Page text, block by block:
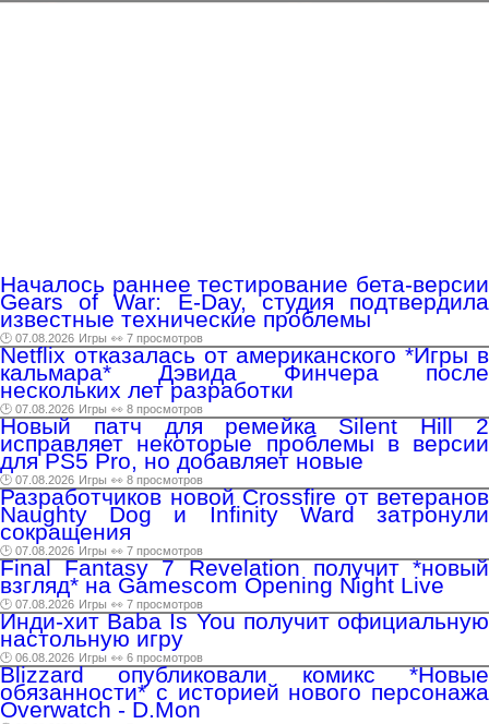
Началось раннее тестирование бета-версии
Gears of War: E-Day, студия подтвердила
известные технические проблемы
🕑 07.08.2026 Игры 👀 7 просмотров
Netflix отказалась от американского *Игры в
кальмара* Дэвида Финчера после
нескольких лет разработки
🕑 07.08.2026 Игры 👀 8 просмотров
Новый патч для ремейка Silent Hill 2
исправляет некоторые проблемы в версии
для PS5 Pro, но добавляет новые
🕑 07.08.2026 Игры 👀 8 просмотров
Разработчиков новой Crossfire от ветеранов
Naughty Dog и Infinity Ward затронули
сокращения
🕑 07.08.2026 Игры 👀 7 просмотров
Final Fantasy 7 Revelation получит *новый
взгляд* на Gamescom Opening Night Live
🕑 07.08.2026 Игры 👀 7 просмотров
Инди-хит Baba Is You получит официальную
настольную игру
🕑 06.08.2026 Игры 👀 6 просмотров
Blizzard опубликовали комикс *Новые
обязанности* c историей нового персонажа
Overwatch - D.Mon